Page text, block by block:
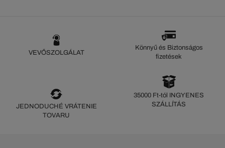
VEVŐSZOLGÁLAT
Könnyű és Biztonságos
fizetések
JEDNODUCHÉ VRÁTENIE
TOVARU
35000 Ft-tól INGYENES
SZÁLLÍTÁS